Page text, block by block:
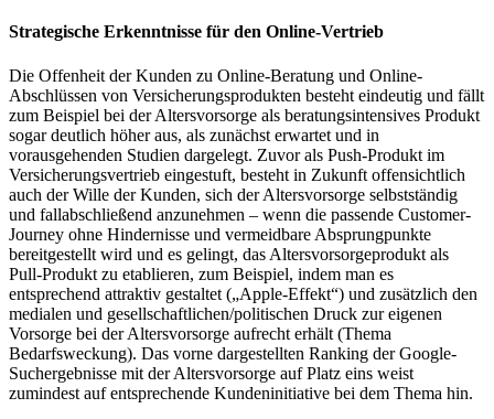
Strategische Erkenntnisse für den Online-Vertrieb
Die Offenheit der Kunden zu Online-Beratung und Online-
Abschlüssen von Versicherungsprodukten besteht eindeutig und fällt
zum Beispiel bei der Altersvorsorge als beratungsintensives Produkt
sogar deutlich höher aus, als zunächst erwartet und in
vorausgehenden Studien dargelegt. Zuvor als Push-Produkt im
Versicherungsvertrieb eingestuft, besteht in Zukunft offensichtlich
auch der Wille der Kunden, sich der Altersvorsorge selbstständig
und fallabschließend anzunehmen – wenn die passende Customer-
Journey ohne Hindernisse und vermeidbare Absprungpunkte
bereitgestellt wird und es gelingt, das Altersvorsorgeprodukt als
Pull-Produkt zu etablieren, zum Beispiel, indem man es
entsprechend attraktiv gestaltet („Apple-Effekt“) und zusätzlich den
medialen und gesellschaftlichen/politischen Druck zur eigenen
Vorsorge bei der Altersvorsorge aufrecht erhält (Thema
Bedarfsweckung). Das vorne dargestellten Ranking der Google-
Suchergebnisse mit der Altersvorsorge auf Platz eins weist
zumindest auf entsprechende Kundeninitiative bei dem Thema hin.